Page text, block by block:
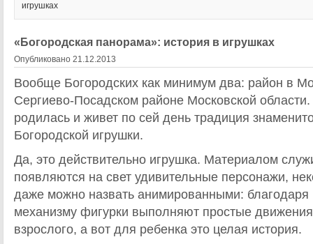
игрушках
«Богородская панорама»: история в игрушках
Опубликовано 21.12.2013
Вообще Богородских как минимум два: район в
Сергиево-Посадском районе Московской
родилась и живет по сей день традиция
Богородской игрушки.
Да, это действительно игрушка. Материалом
появляются на свет удивительные персонажи,
даже можно назвать анимированными: благодаря
механизму фигурки выполняют простые
взрослого, а вот для ребенка это целая история.